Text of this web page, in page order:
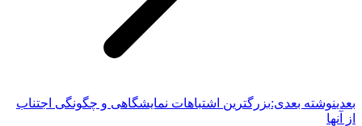
بعدینوشته بعدی:بزرگترین اشتباهات نمایشگاهی و چگونگی اجتناب
از آنها